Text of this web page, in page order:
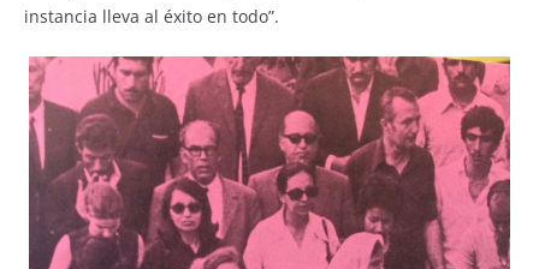
instancia lleva al éxito en todo”.